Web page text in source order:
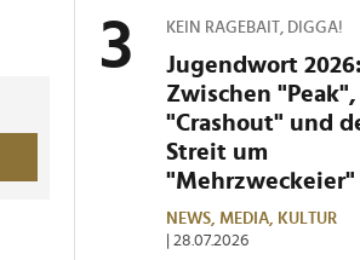
KEIN RAGEBAIT, DIGGA!
Jugendwort 2026:
Zwischen "Peak",
"Crashout" und
Streit um
"Mehrzweckeier"
NEWS, MEDIA,
KULTUR
| 28.07.2026